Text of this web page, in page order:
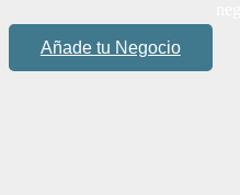
Añade tu Negocio